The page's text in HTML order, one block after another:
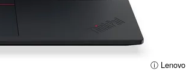
ⓘ Lenovo